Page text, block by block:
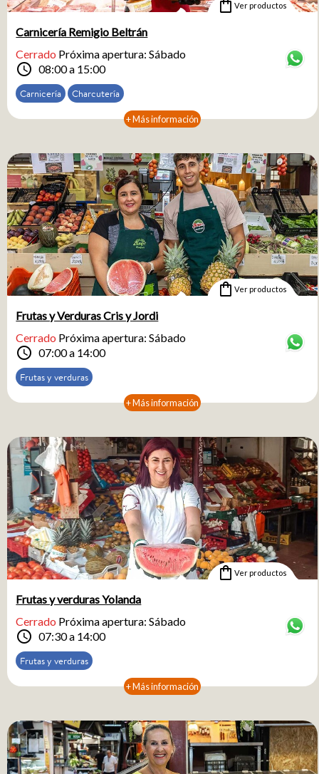
shopping_bag Ver productos
Carnicería Remigio Beltrán
Cerrado Próxima apertura: Sábado
schedule 08:00 a 15:00
Carnicería Charcutería
+ Más información
shopping_bag Ver productos
Frutas y Verduras Cris y Jordi
Cerrado Próxima apertura: Sábado
schedule 07:00 a 14:00
Frutas y verduras
+ Más información
shopping_bag Ver productos
Frutas y verduras Yolanda
Cerrado Próxima apertura: Sábado
schedule 07:30 a 14:00
Frutas y verduras
+ Más información